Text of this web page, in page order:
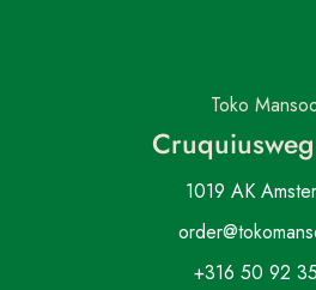
Toko
1019 AK
+316 50 92